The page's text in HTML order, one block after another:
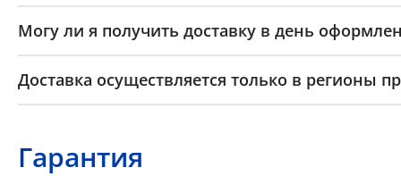
Могу ли я получить доставку в день
Доставка осуществляется только в регионы
Гарантия